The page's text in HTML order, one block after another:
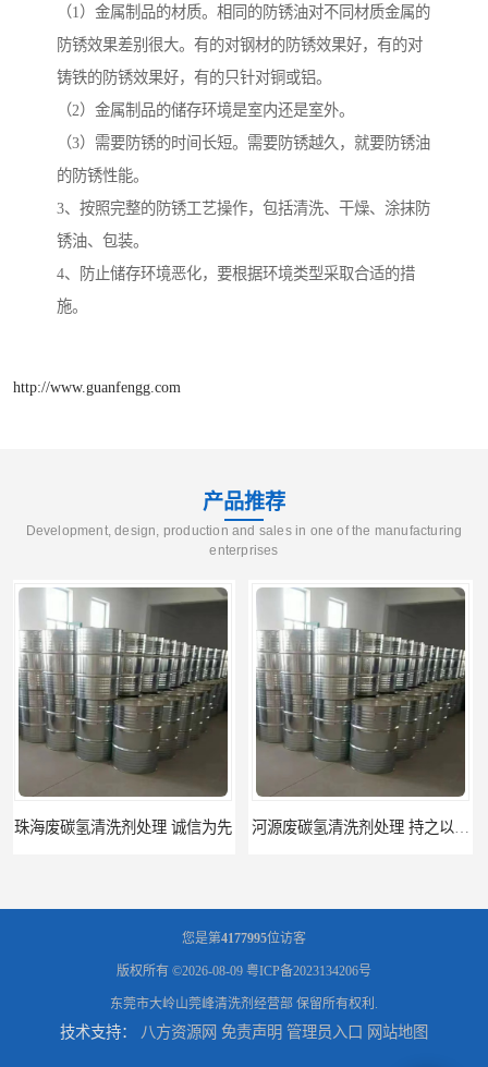
（1）金属制品的材质。相同的防锈油对不同材质金属的
防锈效果差别很大。有的对钢材的防锈效果好，有的对
铸铁的防锈效果好，有的只针对铜或铝。
（2）金属制品的储存环境是室内还是室外。
（3）需要防锈的时间长短。需要防锈越久，就要防锈油
的防锈性能。
3、按照完整的防锈工艺操作，包括清洗、干燥、涂抹防
锈油、包装。
4、防止储存环境恶化，要根据环境类型采取合适的措
施。
http://www.guanfengg.com
产品推荐
Development, design, production and sales in one of the manufacturing
enterprises
河源废碳氢清洗剂处理 持之以恒为客户服务
您是第4177995位访客
版权所有 ©2026-08-09 粤ICP备2023134206号
东莞市大岭山莞峰清洗剂经营部 保留所有权利.
技术支持： 八方资源网 免责声明 管理员入口 网站地图